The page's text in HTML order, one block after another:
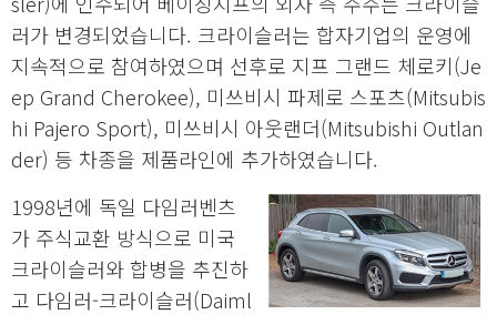
러가 변경되었습니다. 크라이슬러는 합자기업의 운영에
지속적으로 참여하였으며 선후로 지프 그랜드 체로키(Je
ep Grand Cherokee), 미쓰비시 파제로 스포츠(Mitsubis
hi Pajero Sport), 미쓰비시 아웃랜더(Mitsubishi Outlan
der) 등 차종을 제품라인에 추가하였습니다.
1998년에 독일 다임러벤츠
가 주식교환 방식으로 미국
크라이슬러와 합병을 추진하
고 다임러-크라이슬러(Daiml